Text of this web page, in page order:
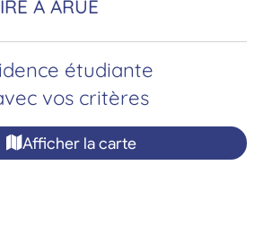
À ARUE
étudiante
vos critères
Afficher la carte